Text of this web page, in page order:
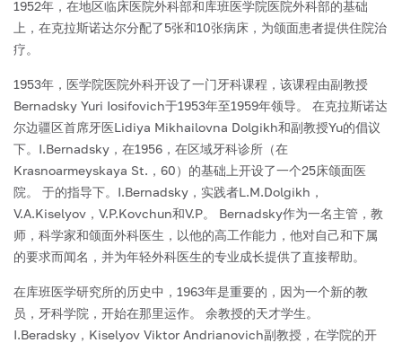
1952年，在地区临床医院外科部和库班医学院医院外科部的基础
上，在克拉斯诺达尔分配了5张和10张病床，为颌面患者提供住院治
疗。
1953年，医学院医院外科开设了一门牙科课程，该课程由副教授
Bernadsky Yuri Iosifovich于1953年至1959年领导。 在克拉斯诺达
尔边疆区首席牙医Lidiya Mikhailovna Dolgikh和副教授Yu的倡议
下。I.Bernadsky，在1956，在区域牙科诊所（在
Krasnoarmeyskaya St.，60）的基础上开设了一个25床颌面医
院。 于的指导下。I.Bernadsky，实践者L.M.Dolgikh，
V.A.Kiselyov，V.P.Kovchun和V.P。 Bernadsky作为一名主管，教
师，科学家和颌面外科医生，以他的高工作能力，他对自己和下属
的要求而闻名，并为年轻外科医生的专业成长提供了直接帮助。
在库班医学研究所的历史中，1963年是重要的，因为一个新的教
员，牙科学院，开始在那里运作。 余教授的天才学生。
I.Beradsky，Kiselyov Viktor Andrianovich副教授，在学院的开